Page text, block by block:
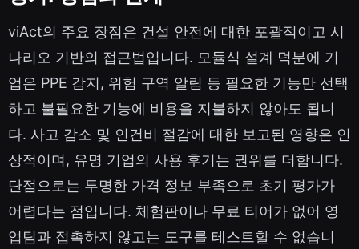
viAct의 주요 장점은 건설 안전에 대한 포괄적이고 시
나리오 기반의 접근법입니다. 모듈식 설계 덕분에 기
업은 PPE 감지, 위험 구역 알림 등 필요한 기능만 선택
하고 불필요한 기능에 비용을 지불하지 않아도 됩니
다. 사고 감소 및 인건비 절감에 대한 보고된 영향은 인
상적이며, 유명 기업의 사용 후기는 권위를 더합니다.
단점으로는 투명한 가격 정보 부족으로 초기 평가가
어렵다는 점입니다. 체험판이나 무료 티어가 없어 영
업팀과 접촉하지 않고는 도구를 테스트할 수 없습니